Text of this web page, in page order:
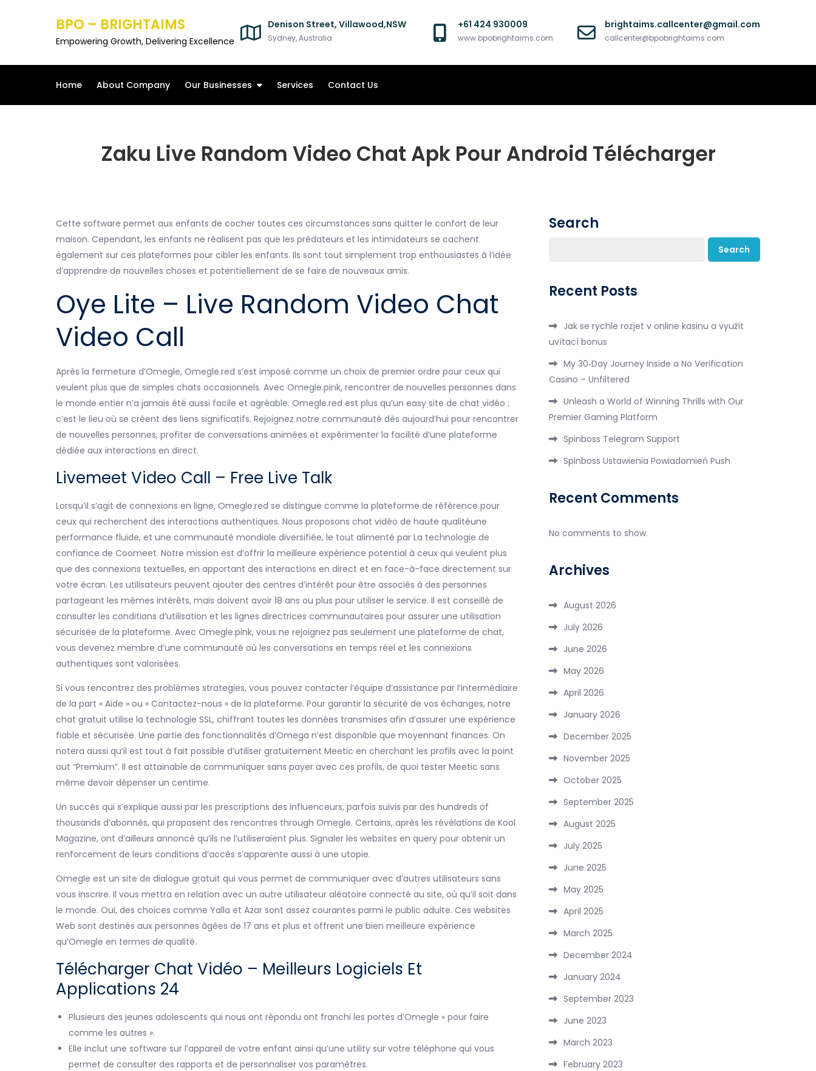
BPO – BRIGHTAIMS
Empowering Growth, Delivering Excellence
Denison Street, Villawood,NSW
Sydney, Australia
+61 424 930009
www.bpobrightaims.com
brightaims.callcenter@gmail.com
callcenter@bpobrightaims.com
Home About Company Our Businesses Services Contact Us
Zaku Live Random Video Chat Apk Pour Android Télécharger
Cette software permet aux enfants de cocher toutes ces circumstances sans quitter le confort de leur
maison. Cependant, les enfants ne réalisent pas que les prédateurs et les intimidateurs se cachent
également sur ces plateformes pour cibler les enfants. Ils sont tout simplement trop enthousiastes à l’idée
d’apprendre de nouvelles choses et potentiellement de se faire de nouveaux amis.
Oye Lite – Live Random Video Chat
Video Call
Après la fermeture d’Omegle, Omegle.red s’est imposé comme un choix de premier ordre pour ceux qui
veulent plus que de simples chats occasionnels. Avec Omegle.pink, rencontrer de nouvelles personnes dans
le monde entier n’a jamais été aussi facile et agréable. Omegle.red est plus qu’un easy site de chat vidéo ;
c’est le lieu où se créent des liens significatifs. Rejoignez notre communauté dès aujourd’hui pour rencontrer
de nouvelles personnes, profiter de conversations animées et expérimenter la facilité d’une plateforme
dédiée aux interactions en direct.
Livemeet Video Call – Free Live Talk
Lorsqu’il s’agit de connexions en ligne, Omegle.red se distingue comme la plateforme de référence pour
ceux qui recherchent des interactions authentiques. Nous proposons chat vidéo de haute qualitéune
performance fluide, et une communauté mondiale diversifiée, le tout alimenté par La technologie de
confiance de Coomeet. Notre mission est d’offrir la meilleure expérience potential à ceux qui veulent plus
que des connexions textuelles, en apportant des interactions en direct et en face-à-face directement sur
votre écran. Les utilisateurs peuvent ajouter des centres d’intérêt pour être associés à des personnes
partageant les mêmes intérêts, mais doivent avoir 18 ans ou plus pour utiliser le service. Il est conseillé de
consulter les conditions d’utilisation et les lignes directrices communautaires pour assurer une utilisation
sécurisée de la plateforme. Avec Omegle.pink, vous ne rejoignez pas seulement une plateforme de chat,
vous devenez membre d’une communauté où les conversations en temps réel et les connexions
authentiques sont valorisées.
Si vous rencontrez des problèmes strategies, vous pouvez contacter l’équipe d’assistance par l’intermédiaire
de la part « Aide » ou « Contactez-nous » de la plateforme. Pour garantir la sécurité de vos échanges, notre
chat gratuit utilise la technologie SSL, chiffrant toutes les données transmises afin d’assurer une expérience
fiable et sécurisée. Une partie des fonctionnalités d’Omega n’est disponible que moyennant finances. On
notera aussi qu’il est tout à fait possible d’utiliser gratuitement Meetic en cherchant les profils avec la point
out “Premium”. Il est attainable de communiquer sans payer avec ces profils, de quoi tester Meetic sans
même devoir dépenser un centime.
Un succès qui s’explique aussi par les prescriptions des influenceurs, parfois suivis par des hundreds of
thousands d’abonnés, qui proposent des rencontres through Omegle. Certains, après les révélations de Kool
Magazine, ont d’ailleurs annoncé qu’ils ne l’utiliseraient plus. Signaler les websites en query pour obtenir un
renforcement de leurs conditions d’accès s’apparente aussi à une utopie.
Omegle est un site de dialogue gratuit qui vous permet de communiquer avec d’autres utilisateurs sans
vous inscrire. Il vous mettra en relation avec un autre utilisateur aléatoire connecté au site, où qu’il soit dans
le monde. Oui, des choices comme Yalla et Azar sont assez courantes parmi le public adulte. Ces websites
Web sont destinés aux personnes âgées de 17 ans et plus et offrent une bien meilleure expérience
qu’Omegle en termes de qualité.
Télécharger Chat Vidéo – Meilleurs Logiciels Et
Applications 24
Plusieurs des jeunes adolescents qui nous ont répondu ont franchi les portes d’Omegle « pour faire
comme les autres ».
Elle inclut une software sur l’appareil de votre enfant ainsi qu’une utility sur votre téléphone qui vous
permet de consulter des rapports et de personnaliser vos paramètres.
Search
Search
Recent Posts
Jak se rychle rozjet v online kasinu a využít
uvítací bonus
My 30‑Day Journey Inside a No Verification
Casino – Unfiltered
Unleash a World of Winning Thrills with Our
Premier Gaming Platform
Spinboss Telegram Support
Spinboss Ustawienia Powiadomień Push
Recent Comments
No comments to show.
Archives
August 2026
July 2026
June 2026
May 2026
April 2026
January 2026
December 2025
November 2025
October 2025
September 2025
August 2025
July 2025
June 2025
May 2025
April 2025
March 2025
December 2024
January 2024
September 2023
June 2023
March 2023
February 2023